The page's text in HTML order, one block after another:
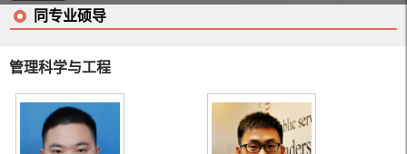
同专业硕导
管理科学与工程